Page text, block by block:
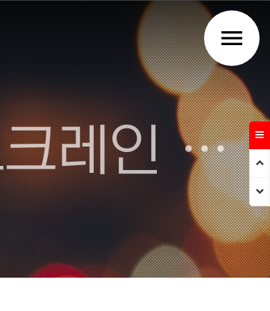
PrevNext
menu
주식회사 강우건설 - 김천 포크레인 덤프트럭 건설업체